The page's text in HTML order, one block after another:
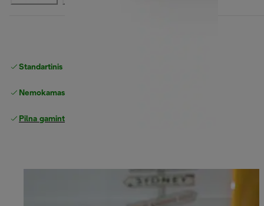
Standartinis nemokamas
Nemokamas grąžinimas
Pilna gamintojo garantija